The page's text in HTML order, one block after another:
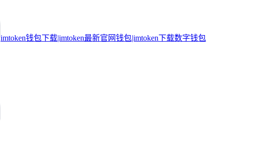
imtoken钱包下载|imtoken最新官网钱包|imtoken下载数字钱包